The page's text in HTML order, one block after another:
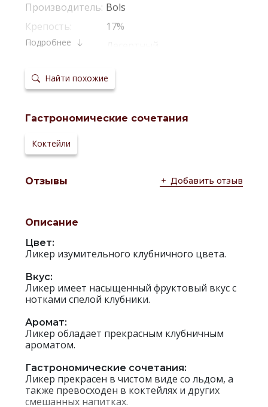
Производитель: Bols
Крепость:
17%
Тип:
производителя:
Подробнее
Найти похожие
Гастрономические сочетания
Коктейли
Отзывы Добавить отзыв
Описание
Цвет:
Ликер изумительного клубничного цвета.
Вкус:
Ликер имеет насыщенный фруктовый вкус с
нотками спелой клубники.
Аромат:
Ликер обладает прекрасным клубничным
ароматом.
Гастрономические сочетания:
Ликер прекрасен в чистом виде со льдом, а
также превосходен в коктейлях и других
смешанных напитках.